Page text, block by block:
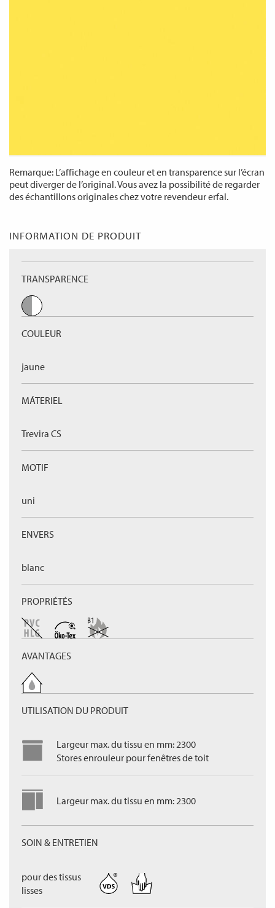
Remarque: L’affichage en couleur et en transparence sur l’écran
peut diverger de l’original. Vous avez la possibilité de regarder
des échantillons originales chez votre revendeur erfal.
INFORMATION DE PRODUIT
TRANSPARENCE
COULEUR
jaune
MÁTERIEL
Trevira CS
MOTIF
uni
ENVERS
blanc
PROPRIÉTÉS
AVANTAGES
UTILISATION DU PRODUIT
Largeur max. du tissu en mm: 2300
Stores enrouleur pour fenêtres de toit
Largeur max. du tissu en mm: 2300
SOIN & ENTRETIEN
pour des tissus
lisses